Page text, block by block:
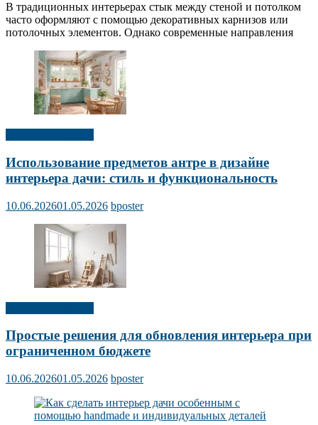
В традиционных интерьерах стык между стеной и потолком
часто оформляют с помощью декоративных карнизов или
потолочных элементов. Однако современные направления
Использование предметов антре в дизайне
интерьера дачи: стиль и функциональность
10.06.202601.05.2026 bposter
Простые решения для обновления интерьера при
ограниченном бюджете
10.06.202601.05.2026 bposter